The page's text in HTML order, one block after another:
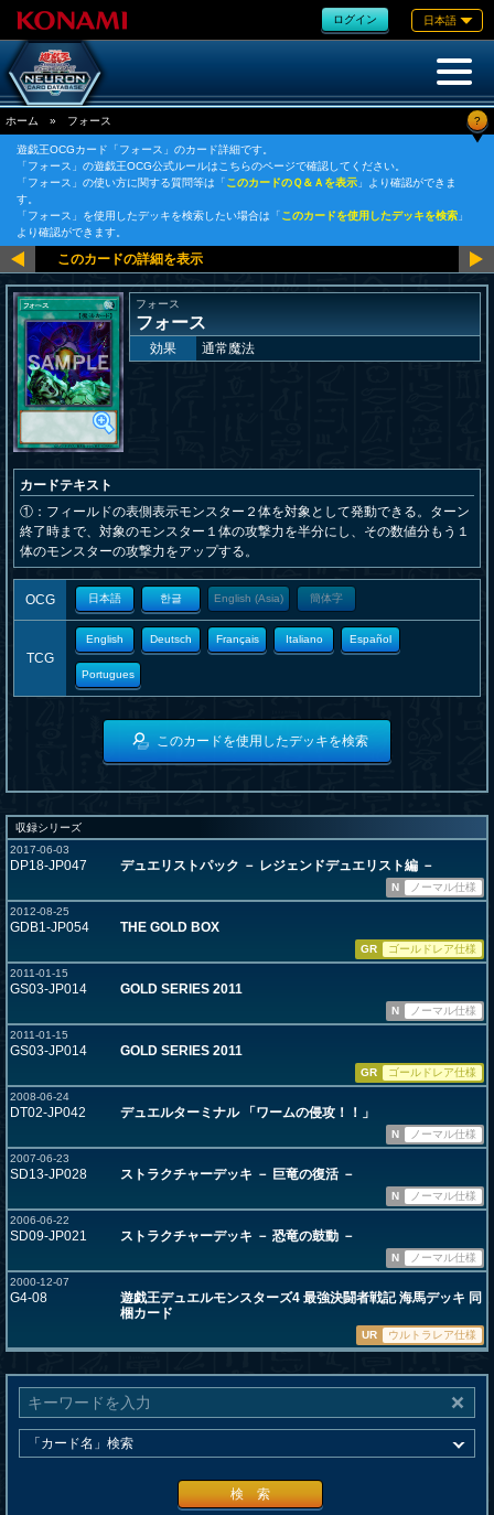
ログイン 日本語
ホーム » フォース ?
遊戯王OCGカード「フォース」のカード詳細です。
「フォース」の遊戯王OCG公式ルールはこちらのページで確認してください。
「フォース」の使い方に関する質問等は「このカードのＱ＆Ａを表示 」より確認ができま
す。
「フォース」を使用したデッキを検索したい場合は「このカードを使用したデッキを検索 」
より確認ができます。
フォース
フォース
効果 通常魔法
カードテキスト
①：フィールドの表側表示モンスター２体を対象として発動できる。ターン
終了時まで、対象のモンスター１体の攻撃力を半分にし、その数値分もう１
体のモンスターの攻撃力をアップする。
OCG 日本語 한글 English (Asia) 簡体字
TCG
English Deutsch Français Italiano Español
Portugues
このカードを使用したデッキを検索
収録シリーズ
2017-06-03
DP18-JP047 デュエリストパック － レジェンドデュエリスト編 －
N
ノーマル仕様
2012-08-25
GDB1-JP054 THE GOLD BOX
GR
ゴールドレア仕様
2011-01-15
GS03-JP014 GOLD SERIES 2011
N
ノーマル仕様
2011-01-15
GS03-JP014 GOLD SERIES 2011
GR
ゴールドレア仕様
2008-06-24
DT02-JP042 デュエルターミナル 「ワームの侵攻！！」
N
ノーマル仕様
2007-06-23
SD13-JP028 ストラクチャーデッキ － 巨竜の復活 －
N
ノーマル仕様
2006-06-22
SD09-JP021 ストラクチャーデッキ － 恐竜の鼓動 －
N
ノーマル仕様
2000-12-07
G4-08
遊戯王デュエルモンスターズ4 最強決闘者戦記 海馬デッキ 同
梱カード
UR ウルトラレア仕様
検 索